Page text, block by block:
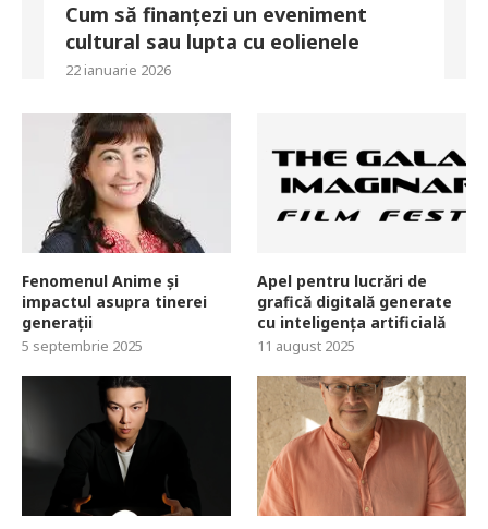
Cum să finanțezi un eveniment
cultural sau lupta cu eolienele
22 ianuarie 2026
Fenomenul Anime și
impactul asupra tinerei
generații
5 septembrie 2025
Apel pentru lucrări de
grafică digitală generate
cu inteligența artificială
11 august 2025